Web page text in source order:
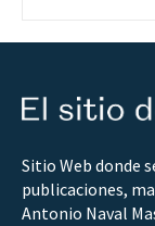
Sitio Web donde
publicaciones,
Antonio Naval